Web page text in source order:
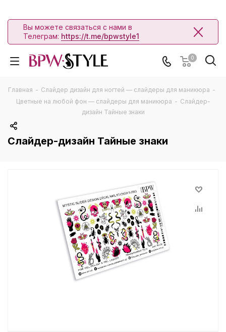
Вы можете связаться с нами в
Телеграм: https://t.me/bpwstyle1
0
Главная - Слайдер дизайн для ногтей — слайдеры для маникюра -
Цветные на любой фон — слайдеры для маникюра - Слайдер-
дизайн Тайные знаки
Слайдер-дизайн Тайные знаки